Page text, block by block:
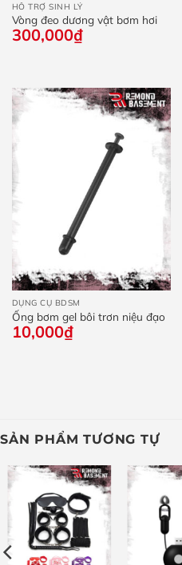
HỖ TRỢ SINH LÝ
Vòng đeo dương vật bơm hơi
300,000₫
DỤNG CỤ BDSM
Ống bơm gel bôi trơn niệu đạo
10,000₫
SẢN PHẨM TƯƠNG TỰ